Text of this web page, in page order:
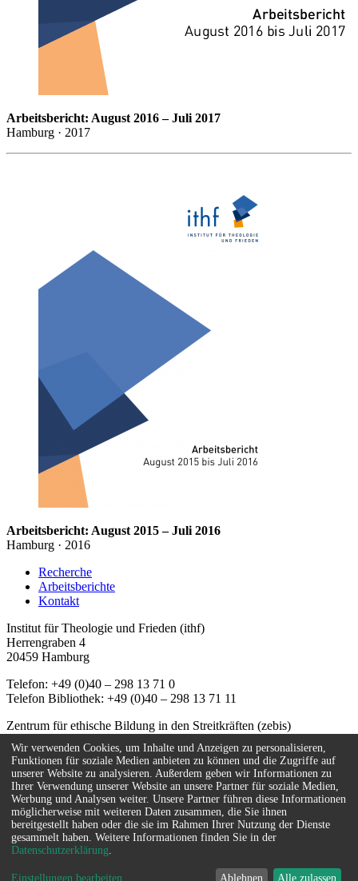
Arbeitsbericht: August 2016 – Juli 2017
Hamburg · 2017
Arbeitsbericht: August 2015 – Juli 2016
Hamburg · 2016
Recherche
Arbeitsberichte
Kontakt
Institut für Theologie und Frieden (ithf)
Herrengraben 4
20459 Hamburg
Telefon: +49 (0)40 – 298 13 71 0
Telefon Bibliothek: +49 (0)40 – 298 13 71 11
Zentrum für ethische Bildung in den Streitkräften (zebis)
20459 Hamburg
Telefon: +49 (0)40 – 67 08 59 - 55
E-Mail:info(at)zebis.eu
Kontakt
Impressum
Sitemap
Wir verwenden Cookies, um Inhalte und Anzeigen zu personalisieren,
Funktionen für soziale Medien anbieten zu können und die Zugriffe auf
unserer Website zu analysieren. Außerdem geben wir Informationen zu
Ihrer Verwendung unserer Website an unsere Partner für soziale Medien,
Werbung und Analysen weiter. Unsere Partner führen diese Informationen
möglicherweise mit weiteren Daten zusammen, die Sie ihnen
bereitgestellt haben oder die sie im Rahmen Ihrer Nutzung der Dienste
gesammelt haben. Weitere Informationen finden Sie in der
Datenschutzerklärung
Einstellungen bearbeiten Ablehnen Alle zulassen